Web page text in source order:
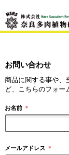
お問い合わせ
商品に関する事や、
ど、こちらのフォー
お名前 ＊
メールアドレス ＊